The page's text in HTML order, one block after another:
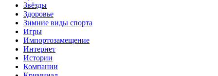
Звёзды
Здоровье
Зимние виды спорта
Игры
Импортозамещение
Интернет
Истории
Компании